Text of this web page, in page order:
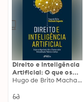
Direito e Inteligência
Artificial: O que os
Algoritmos têm a
Interpretação,
Hugo de Brito Machado Segundo